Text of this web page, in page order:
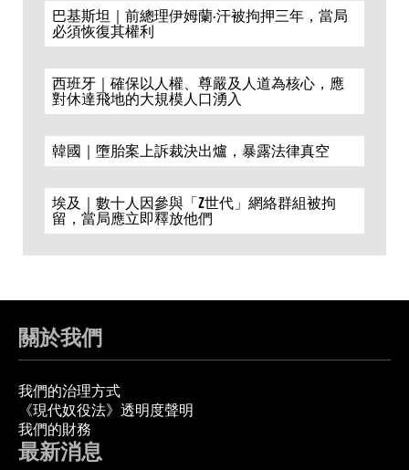
巴基斯坦｜前總理伊姆蘭·汗被拘押三年，當局
必須恢復其權利
西班牙｜確保以人權、尊嚴及人道為核心，應
對休達飛地的大規模人口湧入
韓國｜墮胎案上訴裁決出爐，暴露法律真空
埃及｜數十人因參與「Z世代」網絡群組被拘
留，當局應立即釋放他們
關於我們
我們的治理方式
《現代奴役法》透明度聲明
我們的財務
最新消息